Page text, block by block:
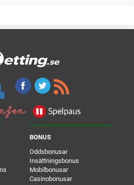
BONUS
Oddsbonusar
Insättningsbonus
Mobilbonusar
Casinobonusar